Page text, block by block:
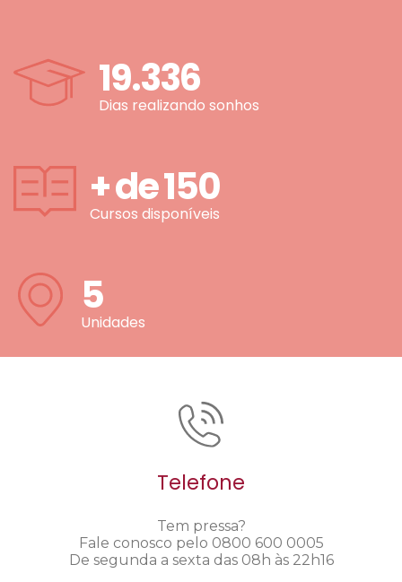
19.336
Dias realizando sonhos
+ de150
Cursos disponíveis
5
Unidades
Telefone
Tem pressa?
Fale conosco pelo 0800 600 0005
De segunda a sexta das 08h às 22h16